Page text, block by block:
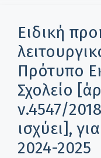
Ειδική
Πρότυπο
Σχολείο
ν.4547/
ισχύει],
2024-2025